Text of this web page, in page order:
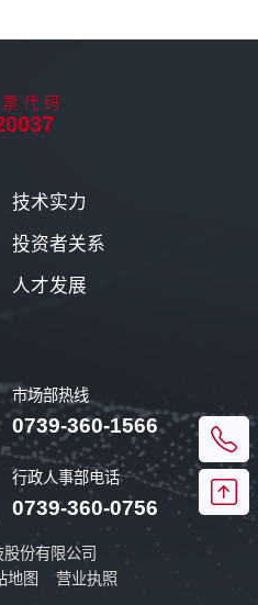
代码
市场部热线
0739-360-1566
行政人事部电话
0739-360-0756
技术实力
投资者关系
人才发展
份有限公司
地图 营业执照